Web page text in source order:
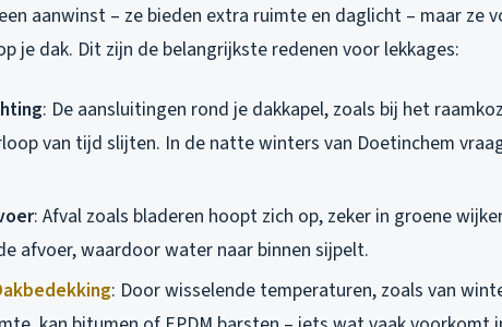
aanwinst – ze bieden extra ruimte en daglicht – maar ze
je dak. Dit zijn de belangrijkste redenen voor lekkages:
: De aansluitingen rond je dakkapel, zoals bij het
van tijd slijten. In de natte winters van Doetinchem
: Afval zoals bladeren hoopt zich op, zeker in groene
afvoer, waardoor water naar binnen sijpelt.
: Door wisselende temperaturen, zoals van